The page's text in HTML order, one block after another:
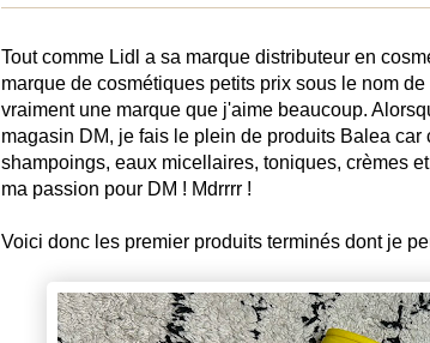
Tout comme Lidl a sa marque distributeur en
marque de cosmétiques petits prix sous le nom
vraiment une marque que j'aime beaucoup.
magasin DM, je fais le plein de produits Balea
shampoings, eaux micellaires, toniques, crèmes
ma passion pour DM ! Mdrrrr !
Voici donc les premier produits terminés dont je